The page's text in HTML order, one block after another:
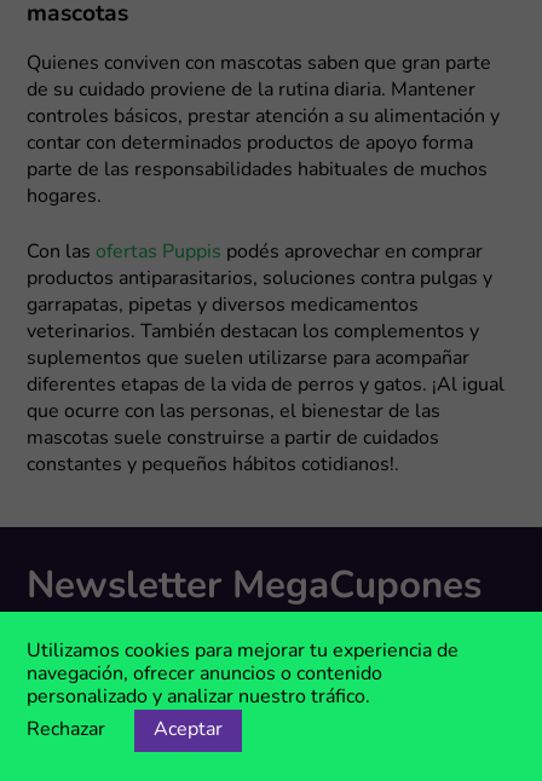
mascotas
Quienes conviven con mascotas saben que gran parte
de su cuidado proviene de la rutina diaria. Mantener
controles básicos, prestar atención a su alimentación y
contar con determinados productos de apoyo forma
parte de las responsabilidades habituales de muchos
hogares.
Con las ofertas Puppis podés aprovechar en comprar
productos antiparasitarios, soluciones contra pulgas y
garrapatas, pipetas y diversos medicamentos
veterinarios. También destacan los complementos y
suplementos que suelen utilizarse para acompañar
diferentes etapas de la vida de perros y gatos. ¡Al igual
que ocurre con las personas, el bienestar de las
mascotas suele construirse a partir de cuidados
constantes y pequeños hábitos cotidianos!.
Newsletter MegaCupones
de descuento directamente en tu e-mail?
¡Suscribitepara estar al tanto y recibir los códigos
exclusivos!
Utilizamos cookies para mejorar tu experiencia de
navegación, ofrecer anuncios o contenido
personalizado y analizar nuestro tráfico.
Rechazar
Aceptar